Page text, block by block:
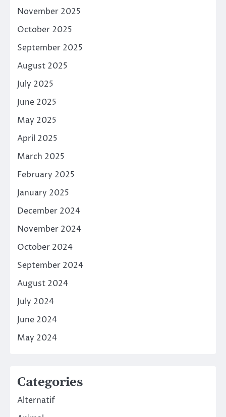
November 2025
October 2025
September 2025
August 2025
July 2025
June 2025
May 2025
April 2025
March 2025
February 2025
January 2025
December 2024
November 2024
October 2024
September 2024
August 2024
July 2024
June 2024
May 2024
Categories
Alternatif